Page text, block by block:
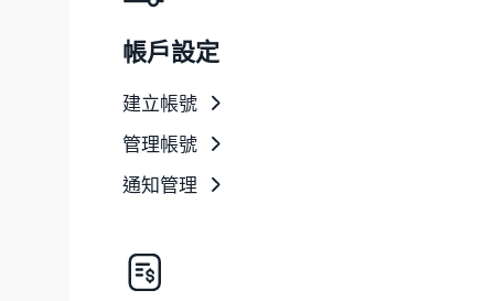
帳戶設定
建立帳號
管理帳號
通知管理